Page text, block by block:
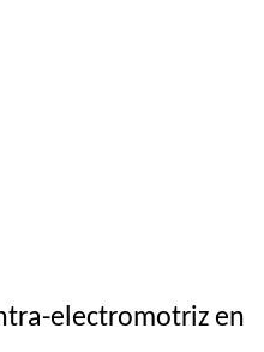
electromotriz en